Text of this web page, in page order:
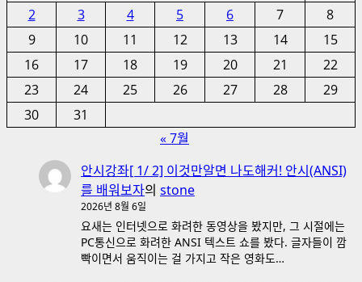
2
3 4 5 6 7
8
9
10 11 12 13 14
15
16
17 18 19 20 21
22
23
24 25 26 27 28
29
30
31
« 7월
안시강좌[ 1/ 2] 이것만알면 나도해커! 안시(ANSI)
를 배워보자의 stone
2026년 8월 6일
요새는 인터넷으로 화려한 동영상을 봤지만, 그 시절에는
PC통신으로 화려한 ANSI 텍스트 쇼를 봤다. 글자들이 깜
빡이면서 움직이는 걸 가지고 작은 영화도…